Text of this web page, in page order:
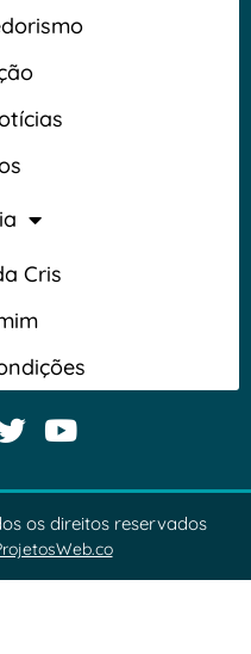
Cris
os direitos reservados